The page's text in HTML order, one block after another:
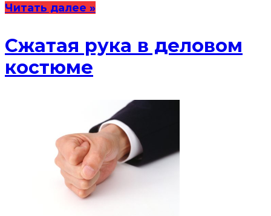
Читать далее »
Сжатая рука в деловом
костюме